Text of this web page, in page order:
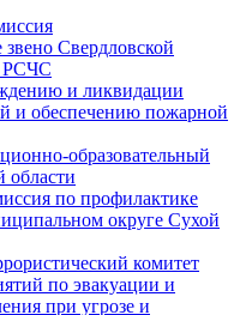
Свердловской
РСЧС
и ликвидации
и обеспечению пожарной
образовательный
области
по профилактике
округе Сухой
комитет
по эвакуации и
при угрозе и